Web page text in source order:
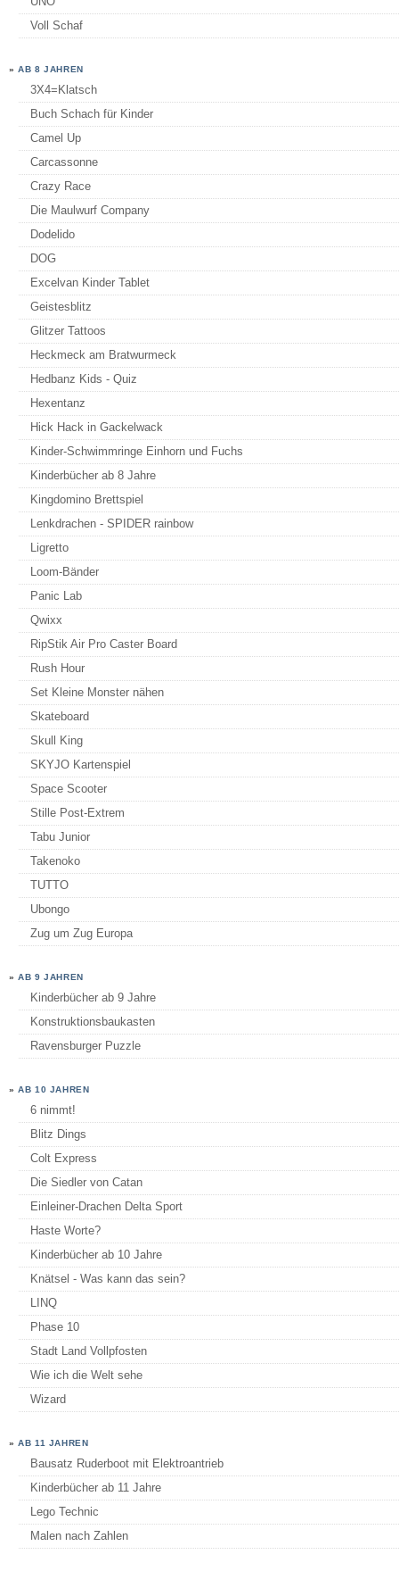
Voll Schaf
»AB 8 JAHREN
3X4=Klatsch
Buch Schach für Kinder
Camel Up
Carcassonne
Crazy Race
Die Maulwurf Company
Dodelido
DOG
Excelvan Kinder Tablet
Geistesblitz
Glitzer Tattoos
Heckmeck am Bratwurmeck
Hedbanz Kids - Quiz
Hexentanz
Hick Hack in Gackelwack
Kinder-Schwimmringe Einhorn und Fuchs
Kinderbücher ab 8 Jahre
Kingdomino Brettspiel
Lenkdrachen - SPIDER rainbow
Ligretto
Loom-Bänder
Panic Lab
Qwixx
RipStik Air Pro Caster Board
Rush Hour
Set Kleine Monster nähen
Skateboard
Skull King
SKYJO Kartenspiel
Space Scooter
Stille Post-Extrem
Tabu Junior
Takenoko
TUTTO
Ubongo
Zug um Zug Europa
»AB 9 JAHREN
Kinderbücher ab 9 Jahre
Konstruktionsbaukasten
Ravensburger Puzzle
»AB 10 JAHREN
6 nimmt!
Blitz Dings
Colt Express
Die Siedler von Catan
Einleiner-Drachen Delta Sport
Haste Worte?
Kinderbücher ab 10 Jahre
Knätsel - Was kann das sein?
LINQ
Phase 10
Stadt Land Vollpfosten
Wie ich die Welt sehe
Wizard
»AB 11 JAHREN
Bausatz Ruderboot mit Elektroantrieb
Kinderbücher ab 11 Jahre
Lego Technic
Malen nach Zahlen